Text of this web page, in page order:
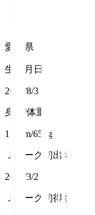
愛知県
生年月日
2005/8/3
身長/体重
170cm/65kg
Ｊリーグ初出場
2024/3/2
Ｊリーグ初得点